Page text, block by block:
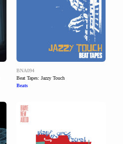
BNA094
Beat Tapes: Jazzy Touch
Beats